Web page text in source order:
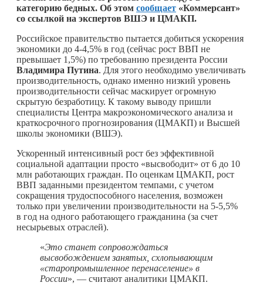
категорию бедных. Об этом сообщает «Коммерсант»
со ссылкой на экспертов ВШЭ и ЦМАКП.
Российское правительство пытается добиться ускорения
экономики до 4-4,5% в год (сейчас рост ВВП не
превышает 1,5%) по требованию президента России
Владимира Путина. Для этого необходимо увеличивать
производительность, однако именно низкий уровень
производительности сейчас маскирует огромную
скрытую безработицу. К такому выводу пришли
специалисты Центра макроэкономического анализа и
краткосрочного прогнозирования (ЦМАКП) и Высшей
школы экономики (ВШЭ).
Ускоренный интенсивный рост без эффективной
социальной адаптации просто «высвободит» от 6 до 10
млн работающих граждан. По оценкам ЦМАКП, рост
ВВП заданными президентом темпами, с учетом
сокращения трудоспособного населения, возможен
только при увеличении производительности на 5-5,5%
в год на одного работающего гражданина (за счет
несырьевых отраслей).
«Это станет сопровождаться
высвобождением занятых, схлопывающим
«старопромышленное перенаселение» в
России», — считают аналитики ЦМАКП.